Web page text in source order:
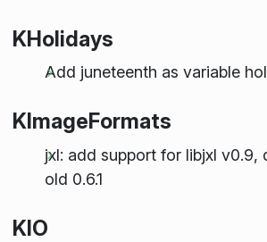
KHolidays
Add juneteenth as variable
KImageFormats
jxl: add support for libjxl v0.9,
old 0.6.1
KIO